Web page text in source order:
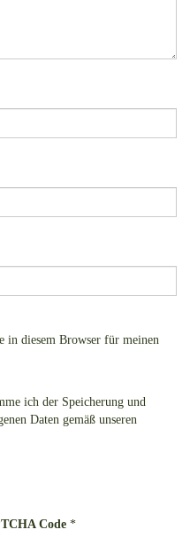
in diesem Browser für meinen
ich der Speicherung und
Daten gemäß unseren
Code *